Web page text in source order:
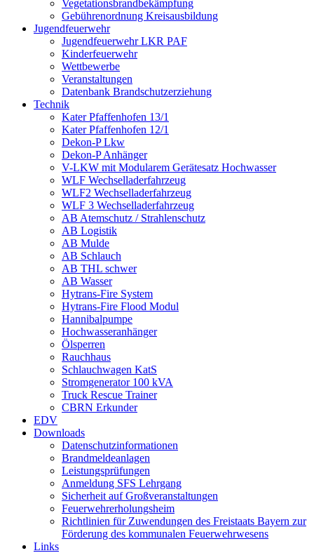
Vegetationsbrandbekämpfung
Gebührenordnung Kreisausbildung
Jugendfeuerwehr
Jugendfeuerwehr LKR PAF
Kinderfeuerwehr
Wettbewerbe
Veranstaltungen
Datenbank Brandschutzerziehung
Technik
Kater Pfaffenhofen 13/1
Kater Pfaffenhofen 12/1
Dekon-P Lkw
Dekon-P Anhänger
V-LKW mit Modularem Gerätesatz Hochwasser
WLF Wechselladerfahrzeug
WLF2 Wechselladerfahrzeug
WLF 3 Wechselladerfahrzeug
AB Atemschutz / Strahlenschutz
AB Logistik
AB Mulde
AB Schlauch
AB THL schwer
AB Wasser
Hytrans-Fire System
Hytrans-Fire Flood Modul
Hannibalpumpe
Hochwasseranhänger
Ölsperren
Rauchhaus
Schlauchwagen KatS
Stromgenerator 100 kVA
Truck Rescue Trainer
CBRN Erkunder
EDV
Downloads
Datenschutzinformationen
Brandmeldeanlagen
Leistungsprüfungen
Anmeldung SFS Lehrgang
Sicherheit auf Großveranstaltungen
Feuerwehrerholungsheim
Richtlinien für Zuwendungen des Freistaats Bayern zur
Förderung des kommunalen Feuerwehrwesens
Links